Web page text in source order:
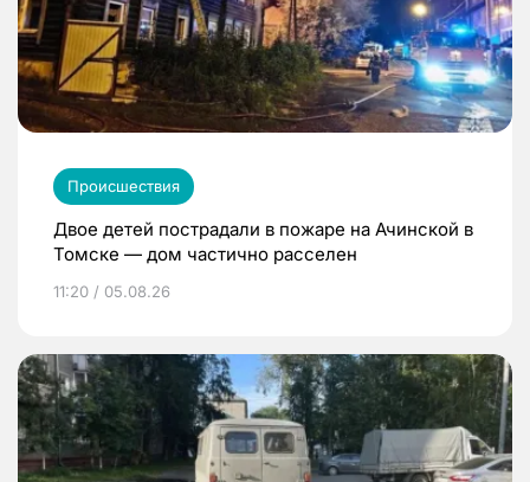
Происшествия
Двое детей пострадали в пожаре на Ачинской в
Томске — дом частично расселен
11:20 / 05.08.26